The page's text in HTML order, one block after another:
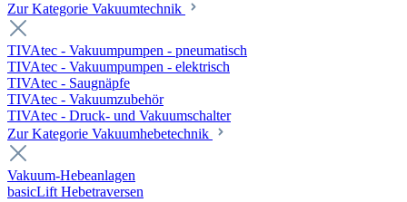
Zur Kategorie Vakuumtechnik
TIVAtec - Vakuumpumpen - pneumatisch
TIVAtec - Vakuumpumpen - elektrisch
TIVAtec - Saugnäpfe
TIVAtec - Vakuumzubehör
TIVAtec - Druck- und Vakuumschalter
Zur Kategorie Vakuumhebetechnik
Vakuum-Hebeanlagen
basicLift Hebetraversen